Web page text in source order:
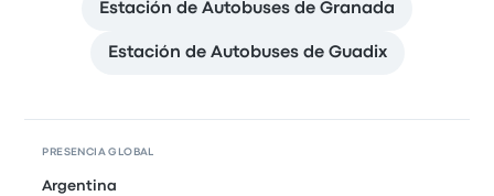
Estación de Autobuses de Granada
Estación de Autobuses de Guadix
PRESENCIA GLOBAL
Argentina